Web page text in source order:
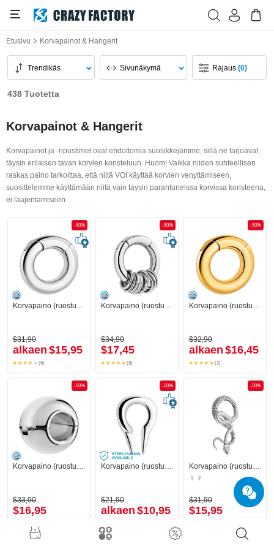
Etusivu Korvapainot & Hangerit
Trendikäs Sivunäkymä Rajaus(0)
438 Tuotetta
Korvapainot & Hangerit
Korvapainot ja -ripustimet ovat ehdottomia suosikkejamme, sillä ne tarjoavat
täysin erilaisen tavan korvien koristeluun. Huom! Vaikka niiden suhteellisen
raskas paino tarkoittaa, että niitä VOI käyttää korvien venyttämiseen,
suosittelemme käyttämään niitä vain täysin parantuneissa korvissa koristeena,
ei laajentamiseen.
-50%
Korvapaino (ruostumaton teräs, hopea, kiiltävä pinta)
$31,90
alkaen $15,95
(6)
-50%
Korvapaino (ruostumaton teräs, hopea, kiiltävä pinta)
$34,90
$17,45
(8)
-50%
Korvapaino (ruostumaton teräs, kulta, kiiltävä pinta)
$32,90
alkaen $16,45
(2)
-50%
$33,90
$16,95
-50%
$21,90
alkaen $10,95
-50%
$31,90
$15,95